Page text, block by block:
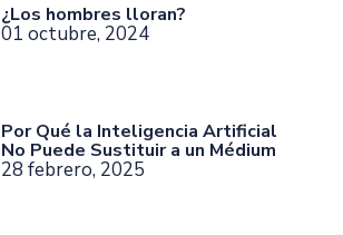
¿Los hombres lloran?
01 octubre, 2024
Por Qué la Inteligencia Artificial
No Puede Sustituir a un Médium
28 febrero, 2025